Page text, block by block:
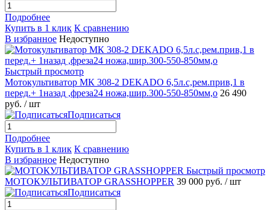
Подробнее
Купить в 1 клик К сравнению
В избранное Недоступно
Быстрый просмотр
Мотокультиватор МК 308-2 DEKADO 6,5л.с,рем.прив,1 в
перед.+ 1назад ,фреза24 ножа,шир.300-550-850мм,о 26 490
руб. / шт
Подписаться
Подробнее
Купить в 1 клик К сравнению
В избранное Недоступно
Быстрый просмотр
МОТОКУЛЬТИВАТОР GRASSHOPPER 39 000 руб. / шт
Подписаться